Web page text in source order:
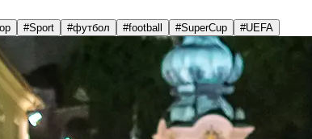
#Sport #футбол #football #SuperCup #UEFA